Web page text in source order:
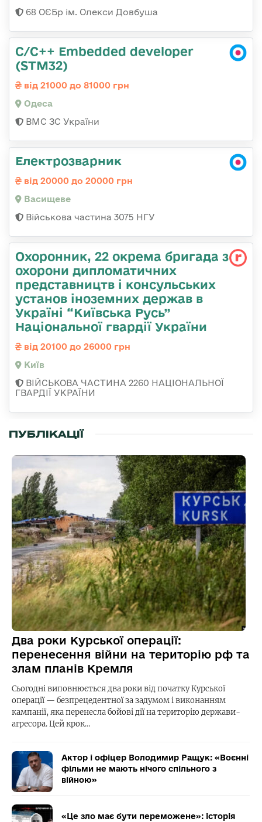
68 ОЄБр ім. Олекси Довбуша
C/C++ Embedded developer
(STM32)
від 21000 до 81000 грн
Одеса
ВМС ЗС України
Електрозварник
від 20000 до 20000 грн
Васищеве
Військова частина 3075 НГУ
Охоронник, 22 окрема бригада з
охорони дипломатичних
представництв і консульських
установ іноземних держав в
Україні “Київська Русь”
Національної гвардії України
від 20100 до 26000 грн
Київ
ВІЙСЬКОВА ЧАСТИНА 2260 НАЦІОНАЛЬНОЇ
ГВАРДІЇ УКРАЇНИ
ПУБЛІКАЦІЇ
Два роки Курської операції:
перенесення війни на територію рф та
злам планів Кремля
Сьогодні виповнюється два роки від початку Курської
операції — безпрецедентної за задумом і виконанням
кампанії, яка перенесла бойові дії на територію держави-
агресора. Цей крок…
Актор і офіцер Володимир Ращук: «Воєнні
фільми не мають нічого спільного з
війною»
«Це зло має бути переможене»: історія